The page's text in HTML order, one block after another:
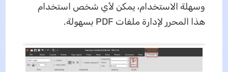
وسهلة الاستخدام، يمكن لأي شخص استخدام
هذا المحرر لإدارة ملفات PDF بسهولة.